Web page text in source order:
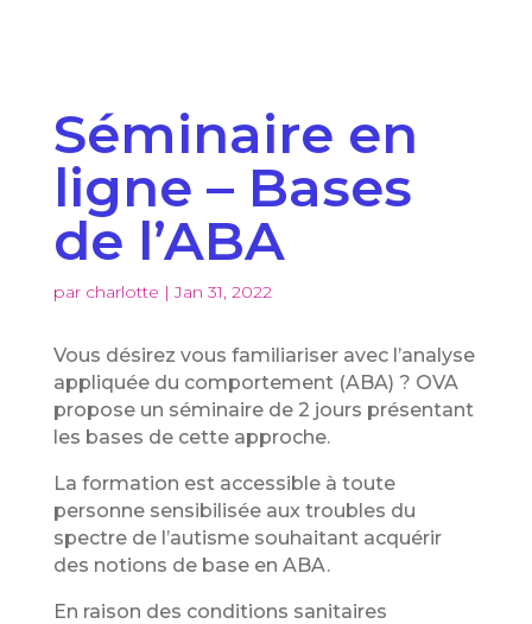
Séminaire en
ligne – Bases
de l’ABA
par charlotte |Jan 31, 2022
Vous désirez vous familiariser avec l’analyse
appliquée du comportement (ABA) ? OVA
propose un séminaire de 2 jours présentant
les bases de cette approche.
La formation est accessible à toute
personne sensibilisée aux troubles du
spectre de l’autisme souhaitant acquérir
des notions de base en ABA.
En raison des conditions sanitaires